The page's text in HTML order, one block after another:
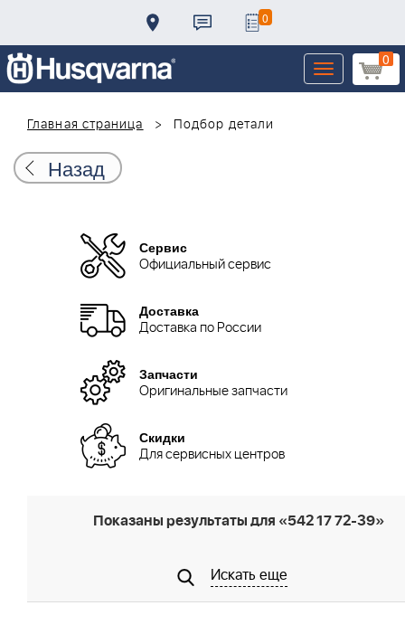
0
0
Toggle
navigation
Главная страница
Подбор детали
Назад
Сервис
Официальный сервис
Доставка
Доставка по России
Запчасти
Оригинальные запчасти
Скидки
Для сервисных центров
Показаны результаты для «542 17 72-39»
Искать еще